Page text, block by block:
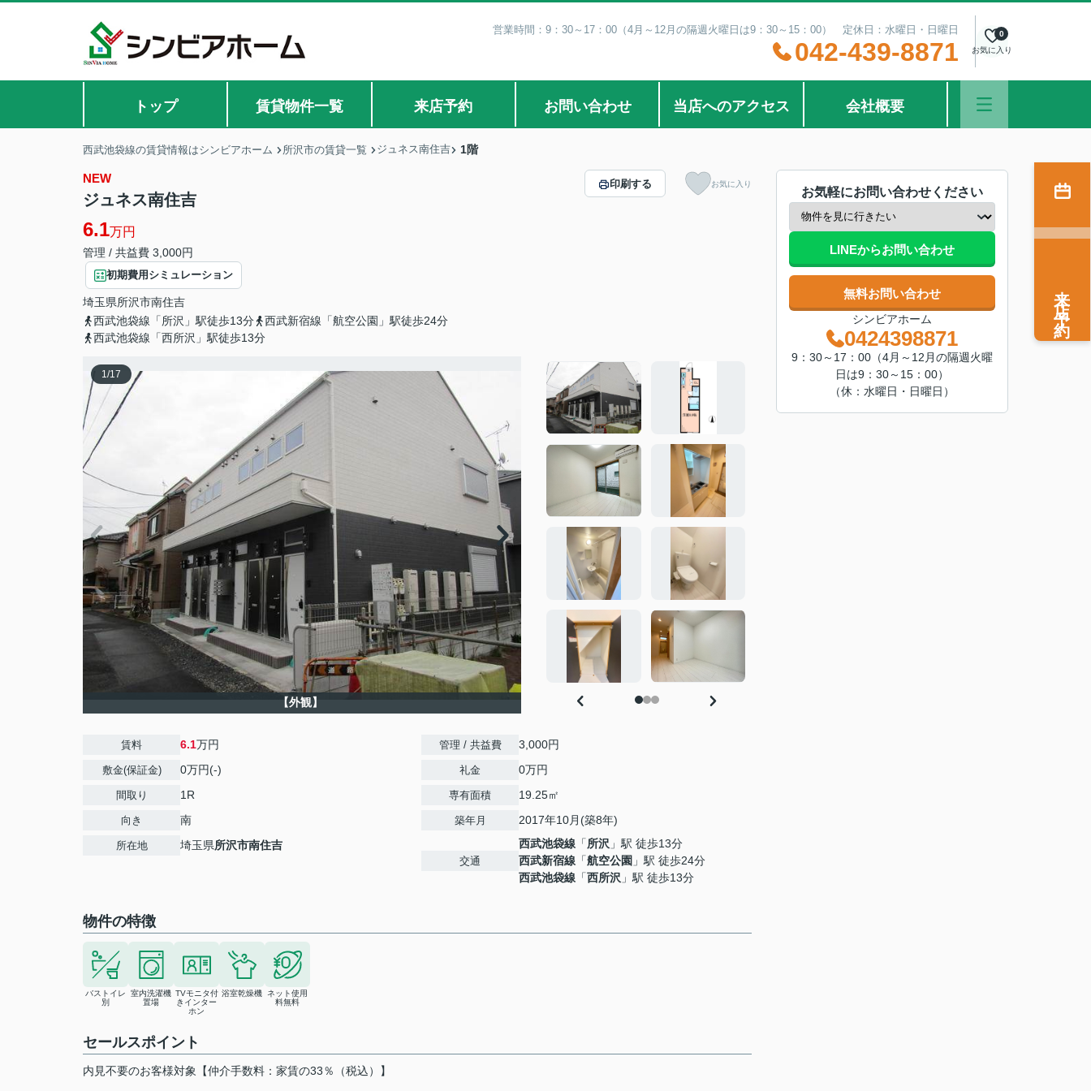
営業時間：9：30～17：00（4月～12月の隔週火曜日は9：30～15：00） 定休日：水曜日・日曜日
042-439-8871 お気に入り
0
トップ 賃貸物件一覧 来店予約 お問い合わせ 当店へのアクセス 会社概要
西武池袋線の賃貸情報はシンビアホーム 所沢市の賃貸一覧 ジュネス南住吉 1階
NEW
ジュネス南住吉
6.1万円
管理 / 共益費 3,000円
初期費用シミュレーション
埼玉県所沢市南住吉
西武池袋線「所沢」駅徒歩13分
西武新宿線「航空公園」駅徒歩24分
西武池袋線「西所沢」駅徒歩13分
印刷する お気に入り
1/17
【外観】
賃料 6.1万円
敷金(保証金) 0万円(-)
間取り 1R
向き 南
所在地 埼玉県所沢市南住吉
管理 / 共益費 3,000円
礼金 0万円
専有面積 19.25㎡
築年月 2017年10月(築8年)
交通
西武池袋線 「所沢 」駅 徒歩13分
西武新宿線 「航空公園 」駅 徒歩24分
西武池袋線 「西所沢 」駅 徒歩13分
物件の特徴
バストイレ
別
室内洗濯機
置場
TVモニタ付
きインター
ホン
浴室乾燥機 ネット使用
料無料
セールスポイント
内見不要のお客様対象【仲介手数料：家賃の33％（税込）】
お気軽にお問い合わせください
LINEからお問い合わせ
無料お問い合わせ
シンビアホーム
0424398871
9：30～17：00（4月～12月の隔週火曜
日は9：30～15：00）
（休：水曜日・日曜日）
来店予約